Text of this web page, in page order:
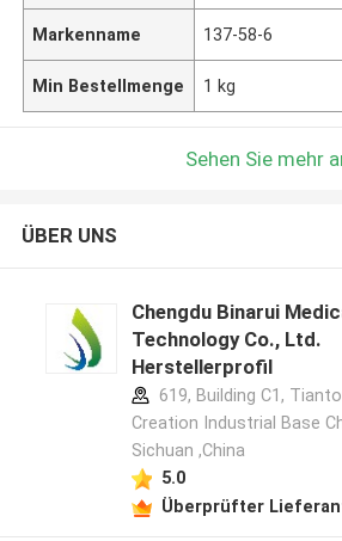
Markenname 137-58-6
Min Bestellmenge 1 kg
Sehen Sie mehr
ÜBER UNS
Chengdu Binarui
Technology Co., Ltd.
Herstellerprofil
619, Building C1,
Creation Industrial Base
Sichuan ,China
5.0
Überprüfter